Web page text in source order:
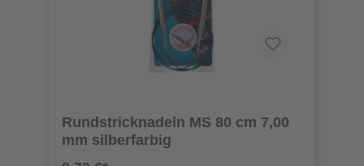
Rundstricknadeln MS 80 cm 7,00
mm silberfarbig